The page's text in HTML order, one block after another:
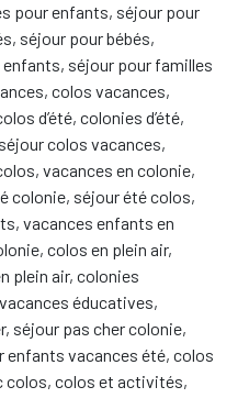
pour enfants, séjour pour
séjour pour bébés,
séjour pour familles
colos vacances,
d’été, colonies d’été,
colos vacances,
vacances en colonie,
colonie, séjour été colos,
vacances enfants en
colos en plein air,
plein air, colonies
éducatives,
séjour pas cher colonie,
enfants vacances été, colos
colos, colos et activités,